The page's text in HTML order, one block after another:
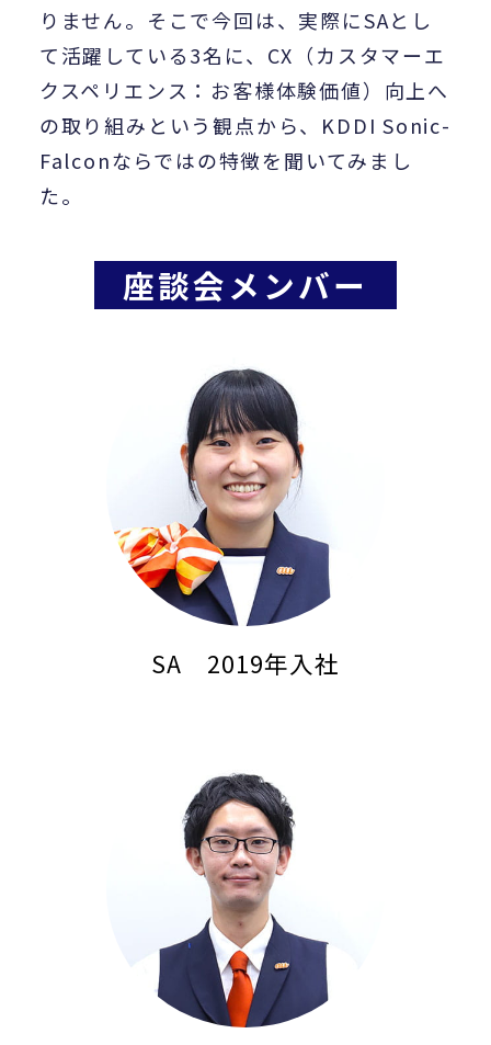
りません。そこで今回は、実際にSAとし
て活躍している3名に、CX（カスタマーエ
クスペリエンス：お客様体験価値）向上へ
の取り組みという観点から、KDDI Sonic-
Falconならではの特徴を聞いてみまし
た。
座談会メンバー
SA 2019年入社